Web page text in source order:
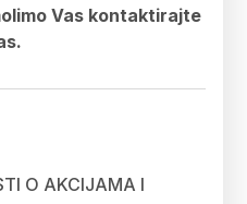
Vas kontaktirajte
O AKCIJAMA I